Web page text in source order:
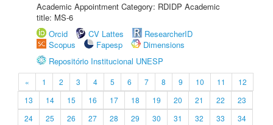
Academic Appointment Category: RDIDP Academic
title: MS-6
Orcid
CV Lattes
ResearcherID
Scopus
Fapesp
Dimensions
Repositório Institucional UNESP
« 1 2 3 4 5 6 7 8 9 10 11
12
13
14 15 16 17 18 19 20 21 22
23
24
25 26 27 28 29 30 31 32 33
34